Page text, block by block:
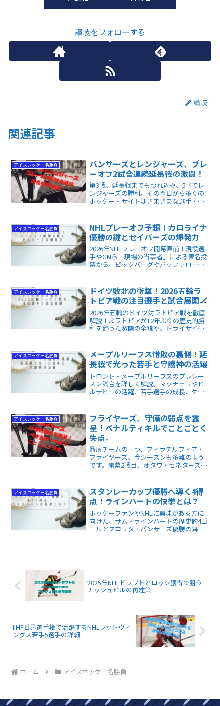
讃岐をフォローする
讃岐
関連記事
アイスホッケー名勝負
パンサーズとレンジャーズ、プレ
ーオフ2試合連続延長戦の激闘！
第3戦、延長戦までもつれ込み、5-4でレ
ンジャーズの勝利。その翌日から多くの
ホッケー・サイトはさまざまな選手・監
は、2つのサイトから、その予想構築の様
子をお届けします。
アイスホッケー名勝負
NHLプレーオフ予想！カロライナ
優勝の鍵とセイバーズの爆発力
2026年NHLプレーオフ開幕直前！現役選
手やGMら「現場の当事者」による匿名投
票から、ピッツバーグやバッファローの
ードの深層がわかる、ファン必見の究極
プレビューです。
アイスホッケー名勝負
ドイツ敗北の衝撃！2026五輪ラ
トビア戦の注目選手と試合展開🏒
2026年五輪のドイツ対ラトビア戦を徹底
解説！🏒ラトビアが12年ぶりの歴史的勝
利を飾った激闘の全貌や、ドライサイト
試合の興奮と勝敗を分けた鍵が丸わかり
の一冊です！✨
アイスホッケー名勝負
メープルリーフス惜敗の裏側！延
長戦で光った若手と守護神の活躍
トロント・メープルリーフスのプレシー
ズン試合を詳しく解説。マッチェリやヒ
ルデビーの活躍、若手選手の成長、ケガ
アイスホッケー名勝負
フライヤーズ、守備の弱点を露
呈！ペナルティキルでことごとく
失点。
贔屓チームの一つ、フィラデルフィア・
フライヤーズ、今シーズンも多難のよう
です。開幕2戦目、オタワ・セネターズ戦
まくり、ことごとく失点に結びつくのは
いただけません。
アイスホッケー名勝負
スタンレーカップ優勝へ導く4得
点！ラインハートの快挙とは？
ホッケーファンやNHLに興味がある方に
向けた、サム・ラインハートの歴史的4ゴ
ールとフロリダ・パンサーズ優勝の舞台
2025年NHLドラフトとロッシ獲得で狙う
ナッシュビルの再建策
IIHF世界選手権で活躍するNHLレッドウィ
ングス若手5選手の詳細
ホーム アイスホッケー名勝負